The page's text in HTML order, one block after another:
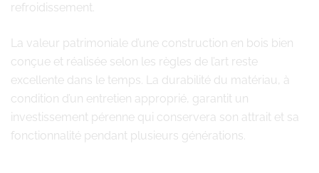
refroidissement.
La valeur patrimoniale d’une construction en bois bien
conçue et réalisée selon les règles de l’art reste
excellente dans le temps. La durabilité du matériau, à
condition d’un entretien approprié, garantit un
investissement pérenne qui conservera son attrait et sa
fonctionnalité pendant plusieurs générations.